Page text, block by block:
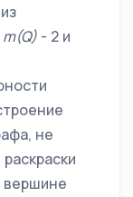
m(Q) - 2 и
не
вершине